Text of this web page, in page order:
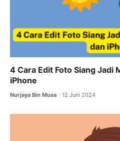
4 Cara Edit Foto Siang Jadi
iPhone
Nurjaya Bin Musa 12 Juni 2024